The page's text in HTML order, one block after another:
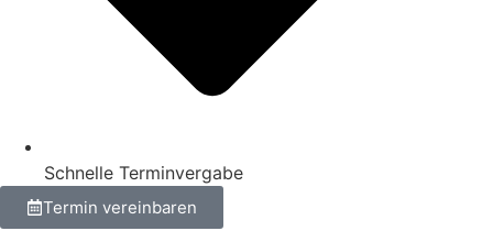
Schnelle Terminvergabe
Termin vereinbaren